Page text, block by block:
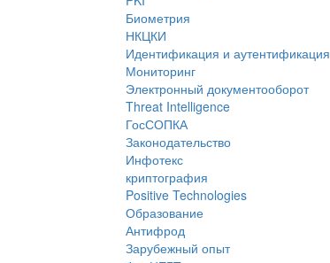
Биометрия
НКЦКИ
Идентификация и аутентификация
Мониторинг
Электронный документооборот
Threat Intelligence
ГосСОПКА
Законодательство
Инфотекс
криптография
Positive Technologies
Образование
Антифрод
Зарубежный опыт